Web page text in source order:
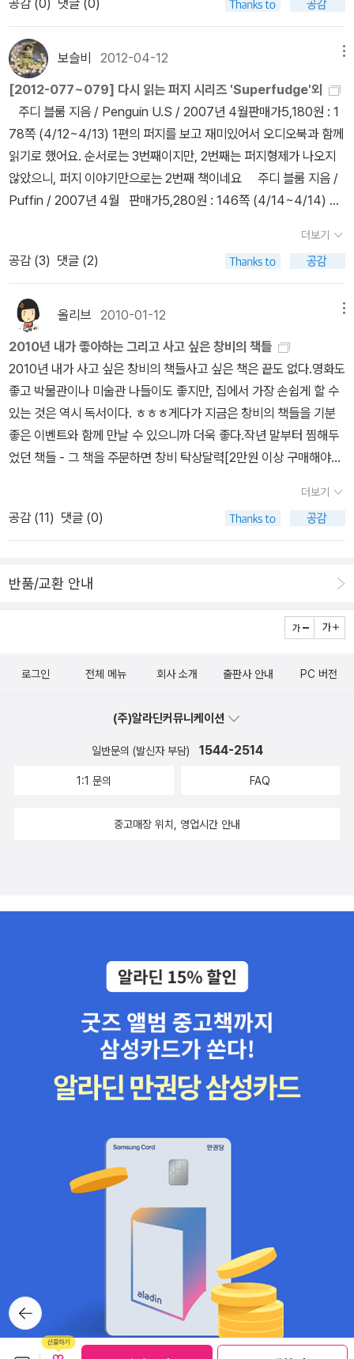
선물하기
위기 전환 어쩌고를 위해 프린스턴으로 이사를 하게 되요, 그동안 절
친으로 지내던 친구와 이별을 하고 새로운 친구를 만나는 피터의 이
야기와 일을 쉬면서 육아를 하고 집안일을 하고 책을 쓰는 아빠와 다
시 일을 시작하는 엄마의 이야기와 갓 태어나 말썽꾸러기 퍼지의 괴
롭힘과 장난에도 까르르 웃거나 우는 동생 투씨의 이야기는 정말 우
리 아이들이 자랄때의 모습을 그대로 담고 있어 웃음이 절로 난답니
다. 하지만 형을 우상처럼 생각을 하고 형이 하는 건 뭐든지 따라하고
싶어 하는 퍼지의 모습과 말썽을 부리며 자신을 곤란하게 하는 동생
이지만 늘 달래고 어르는 형 피터를 보면서 아이들이 투닥거리고 자
아이들을 키울때아이의 말 한마디 행동 하나에 늘 감동하고 놀라워
는 투씨의 성장기도 몹시 기대된다고 할까요? 피터와 퍼지와 투씨의
엄마 아빠가 늘 이런 저런 아이들의 돌발적인 행동에 대처하는 모습
에서는 그 또한 성장과정중에 하나라는 이야기를 하는 대단치않은 평
범한 엄마 아빠임을 느끼게 됩니다. 그런데도 아이들은 각자 나름대
로 실수를 통해 스스로 깨닫게 되고 또 서로 배우게 되는 모습에서 평
범하지만 그들 부부를 통해 부모란 아이들의 삶에 지름길을 만들어주
는 것이 아니라 스스로 길을 만들 수 있도록 해주어야 하는것이 아닐
까 생각하게 합니다. 아무튼 형제애뿐 아니라 무조건 아이들에게만
매달려 있지 않는 부모의 자세까지 알려주는 이 책, 무척 흥미진진하
다는 사실!
보슬비 2012-04-12
[2012-077~079] 다시 읽는 퍼지 시리즈 'Superfudge'외
주디 블룸 지음 / Penguin U.S / 2007년 4월판매가5,180원 : 1
78쪽 (4/12~4/13) 1편의 퍼지를 보고 재미있어서 오디오북과 함께
읽기로 했어요. 순서로는 3번째이지만, 2번째는 퍼지형제가 나오지
않았으니, 퍼지 이야기만으로는 2번째 책이네요 주디 블룸 지음 /
Puffin / 2007년 4월 판매가5,280원 : 146쪽 (4/14~4/14) 퍼
U.S / 2007년 4월판매가6,480원 : 213쪽 (4/14~4/15) 퍼지 마
지막 시리즈인것 같아 아쉽네요. 은근 재미있고 쉬워서 주말에 퍼지
더보기
공감 (3) 댓글 (2)
올리브 2010-01-12
2010년 내가 좋아하는 그리고 사고 싶은 창비의 책들
2010년 내가 사고 싶은 창비의 책들사고 싶은 책은 끝도 없다.영화도
좋고 박물관이나 미술관 나들이도 좋지만, 집에서 가장 손쉽게 할 수
있는 것은 역시 독서이다. ㅎㅎㅎ게다가 지금은 창비의 책들을 기분
좋은 이벤트와 함께 만날 수 있으니까 더욱 좋다.작년 말부터 찜해두
었던 책들 - 그 책을 주문하면 창비 탁상달력[2만원 이상 구매해야한
게 손난로까지 얻을 수 있다니 얼마나 좋은가!이 중에서 가장 읽고 싶
은 책은 당연히 [우아한 거짓말] 그리고 [도가니] 책이다.삼국지 세트
는 소장용으루 구비하고 싶은 책이다. 전엔 도서관에서 대출해서 읽
특히, 십시일反 책이 궁금하다. 대한민국을 대표하는 만화가들의 인
이커리]는 꼭 읽으려고 하는데, 매번 책 주문할 땐 아이 책에 밀려서.
구매를 할까 고민하는 책이다. 아이야 영어로 읽으면 될 것이고, 난 아
먼저 읽은 책도 있고, 또 아이랑 재미있게 읽은 책도 있다.[이상한 열
쇠고리]는 아이들 단편 동화로 우리나라 작가에 의해 쓴 책 중 정말
학년 동화지만, 참 다채롭고 또 상상력까지 발휘하며 읽을 수 있는 책
기회에 읽고 싶다.[들키고 싶은 비밀] 역시...앞에 나온 책 중에서 먼
더보기
공감 (11) 댓글 (0)
반품/교환 안내
뒤로가
기
로그인 전체 메뉴 회사 소개 출판사 안내 PC 버전
(주)알라딘커뮤니케이션
일반문의 (발신자 부담) 1544-2514
1:1 문의 FAQ
중고매장 위치, 영업시간 안내